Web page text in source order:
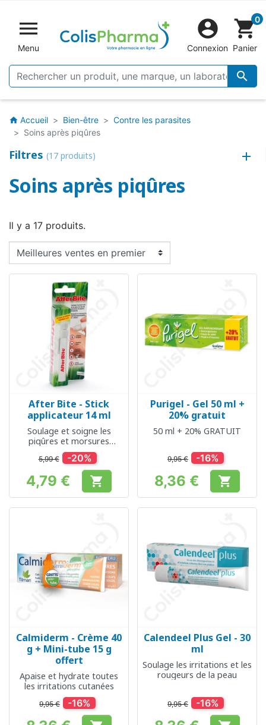

Menu


Connexion
shopping_cart0
Panier
home Accueil Bien-être
Contre les parasites
Soins après piqûres
Filtres (17 produits)
Soins après piqûres
Il y a 17 produits.
After Bite - Stick
applicateur 14 ml
Soulage et soigne les
piqûres et morsures
d'insectes
5,99 € -20%
Prix
4,79 € 
Purigel - Gel 50 ml +
20% gratuit
50 ml + 20% GRATUIT
9,95 € -16%
Prix
8,36 € 
Calmiderm - Crème 40
g + Mini-tube 15 g
offert
Apaise et hydrate toutes
les irritations cutanées
9,95 € -16%
Calendeel Plus Gel - 30
ml
Soulage les irritations et les
rougeurs de la peau
9,95 € -16%